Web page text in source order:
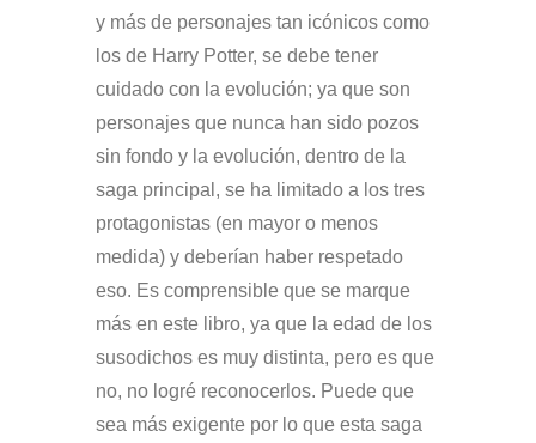
y más de personajes tan icónicos como
los de Harry Potter, se debe tener
cuidado con la evolución; ya que son
personajes que nunca han sido pozos
sin fondo y la evolución, dentro de la
saga principal, se ha limitado a los tres
protagonistas (en mayor o menos
medida) y deberían haber respetado
eso. Es comprensible que se marque
más en este libro, ya que la edad de los
susodichos es muy distinta, pero es que
no, no logré reconocerlos. Puede que
sea más exigente por lo que esta saga